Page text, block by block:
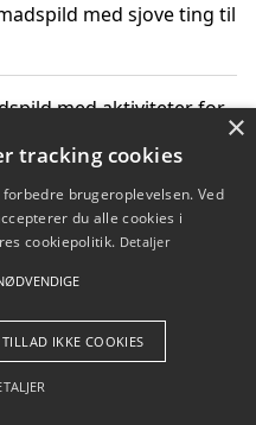
med sjove ting til
med aktiviteter for
i Vejle
Betingelser
×
tracking cookies
brugeroplevelsen. Ved
du alle cookies i
cookiepolitik. Detaljer
TILLAD IKKE COOKIES